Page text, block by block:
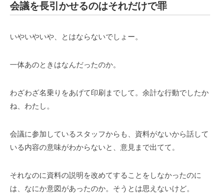
会議を長引かせるのはそれだけで罪
いやいやいや、とはならないでしょー。
一体あのときはなんだったのか。
わざわざ名乗りをあげて印刷までして。余計な行動でしたか
ね、わたし。
会議に参加しているスタッフからも、資料がないから話して
いる内容の意味がわからないと、意見まで出てて。
それなのに資料の説明を改めてすることをしなかったのに
は、なにか意図があったのか。そうとは思えないけど。